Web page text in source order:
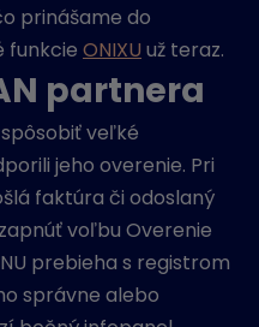
prinášame do
funkcie ONIXU už teraz.
partnera
veľké
jeho overenie. Pri
faktúra či odoslaný
voľbu Overenie
prebieha s registrom
správne alebo